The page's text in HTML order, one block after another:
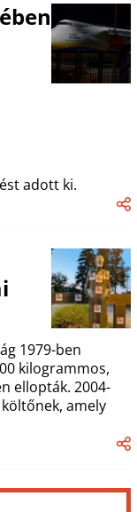
adott ki.
1979-ben
kilogrammos,
ellopták. 2004-
amely